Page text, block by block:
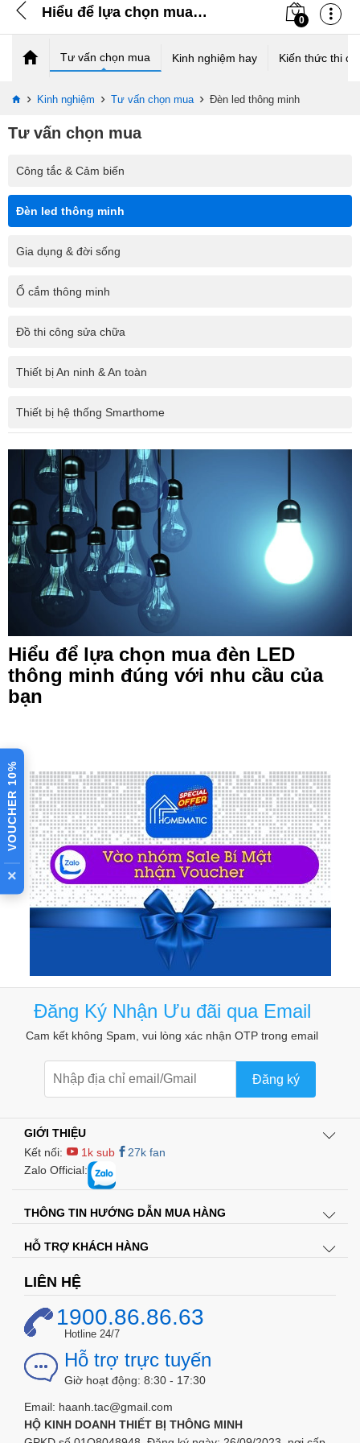
Hiểu để lựa chọn mua đèn LED thông minh đúng với nhu cầu của bạn 0
Tư vấn chọn mua Kinh nghiệm hay Kiến thức thi
› Kinh nghiệm › Tư vấn chọn mua › Đèn led thông minh
Tư vấn chọn mua
Công tắc & Cảm biến
Đèn led thông minh
Gia dụng & đời sống
Ổ cắm thông minh
Đồ thi công sửa chữa
Thiết bị An ninh & An toàn
Thiết bị hệ thống Smarthome
Hiểu để lựa chọn mua đèn LED
thông minh đúng với nhu cầu của
bạn
Đăng Ký Nhận Ưu đãi qua Email
Cam kết không Spam, vui lòng xác nhận OTP trong email
Đăng ký
GIỚI THIỆU
Kết nối:
1k sub
27k fan
Zalo Official:
THÔNG TIN HƯỚNG DẪN MUA HÀNG
HỖ TRỢ KHÁCH HÀNG
LIÊN HỆ
1900.86.86.63
Hotline 24/7
Hỗ trợ trực tuyến
Giờ hoạt động: 8:30 - 17:30
Email: haanh.tac@gmail.com
HỘ KINH DOANH THIẾT BỊ THÔNG MINH
VOUCHER 10%
×